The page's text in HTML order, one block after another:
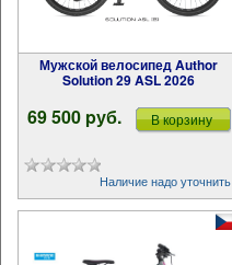
Мужской велосипед Author
Solution 29 ASL 2026
69 500 pуб. В корзину
Наличие надо уточнить